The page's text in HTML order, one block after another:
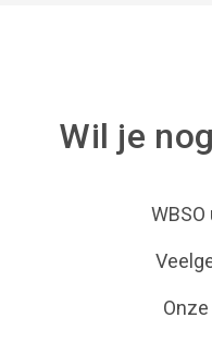
Wil je